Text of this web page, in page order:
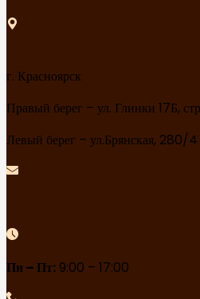
г. Красноярск
Правый берег – ул. Глинки 17Б,
Левый берег – ул.Брянская, 280/4
Пн – Пт: 9:00 – 17:00